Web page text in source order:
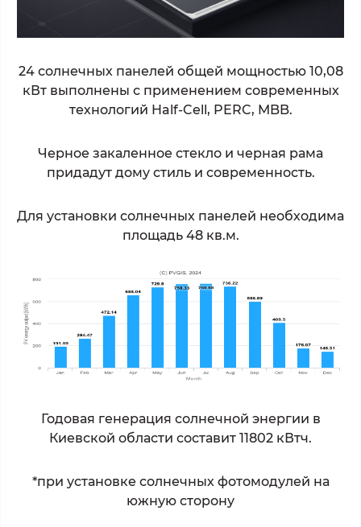
24 солнечных панелей общей мощностью 10,08
кВт выполнены с применением современных
технологий Half-Cell, PERC, MBB.
Черное закаленное стекло и черная рама
придадут дому стиль и современность.
Для установки солнечных панелей необходима
площадь 48 кв.м.
Годовая генерация солнечной энергии в
Киевской области составит 11802 кВтч.
*при установке солнечных фотомодулей на
южную сторону